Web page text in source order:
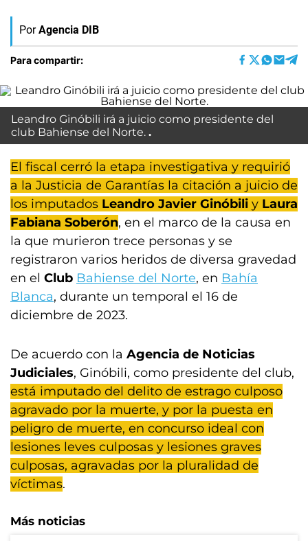
Por Agencia DIB
Para compartir:
Leandro Ginóbili irá a juicio como presidente del
club Bahiense del Norte.
El fiscal cerró la etapa investigativa y requirió
a la Justicia de Garantías la citación a juicio de
los imputados Leandro Javier Ginóbili y Laura
Fabiana Soberón, en el marco de la causa en
la que murieron trece personas y se
registraron varios heridos de diversa gravedad
en el Club Bahiense del Norte, en Bahía
Blanca, durante un temporal el 16 de
diciembre de 2023.
De acuerdo con la Agencia de Noticias
Judiciales, Ginóbili, como presidente del club,
está imputado del delito de estrago culposo
agravado por la muerte, y por la puesta en
peligro de muerte, en concurso ideal con
lesiones leves culposas y lesiones graves
culposas, agravadas por la pluralidad de
víctimas.
Más noticias